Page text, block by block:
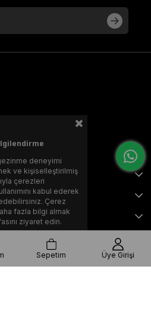
tarafından tasarlanmış ve optimize
deneyimi
ve kişiselleştirilmiş
çerezleri
kabul ederek
Çerez
fazla bilgi almak
ziyaret edin.
Sepetim Üye Girişi